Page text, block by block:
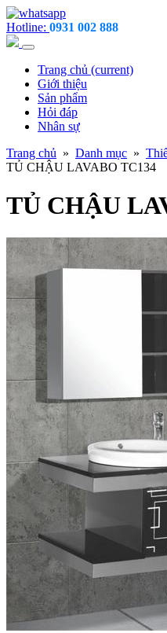
Hotline: 0931 002 888
Trang chủ (current)
Giới thiệu
Sản phẩm
Hỏi đáp
Nhân sự
Trang chủ » Danh mục »
TỦ CHẬU LAVABO TC134
TỦ CHẬU